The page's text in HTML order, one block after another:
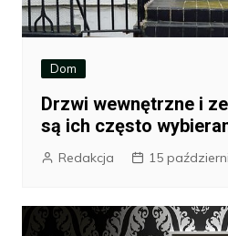
Dom
Drzwi wewnętrzne i
są ich często
Redakcja 15